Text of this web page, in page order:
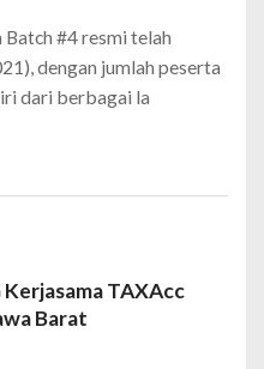
#4 resmi telah
dengan jumlah peserta
dari berbagai la
TAXAcc
Barat